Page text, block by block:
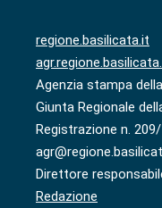
regione.basilicata.it
Agenzia stampa della
Giunta Regionale
Registrazione n.
Direttore
Redazione